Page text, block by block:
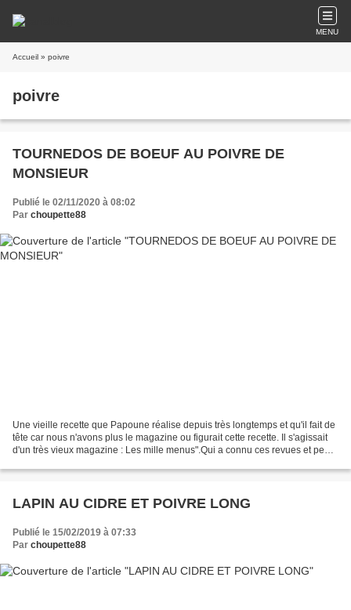
MENU
Accueil » poivre
poivre
TOURNEDOS DE BOEUF AU POIVRE DE
MONSIEUR
Publié le 02/11/2020 à 08:02
Par choupette88
Une vieille recette que Papoune réalise depuis très longtemps et qu'il fait de
tête car nous n'avons plus le magazine ou figurait cette recette. Il s'agissait
d'un très vieux magazine : Les mille menus".Qui a connu ces revues et peut-
LAPIN AU CIDRE ET POIVRE LONG
Publié le 15/02/2019 à 07:33
Par choupette88